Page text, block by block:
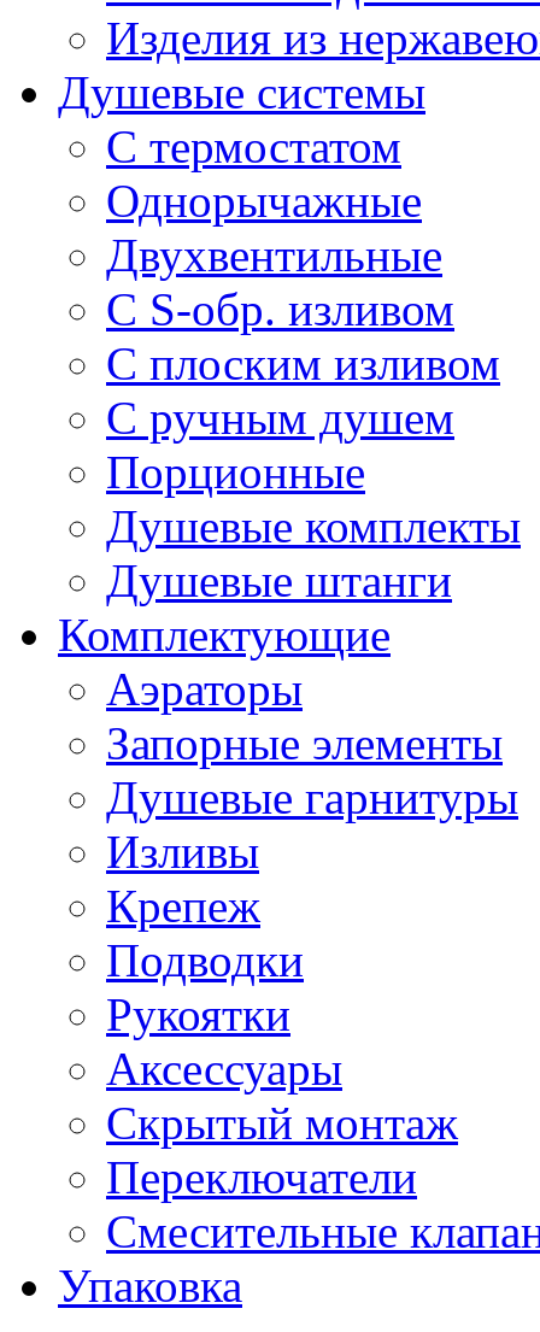
Изделия из
Душевые системы
С термостатом
Однорычажные
Двухвентильные
С S-обр. изливом
С плоским изливом
С ручным душем
Порционные
Душевые комплекты
Душевые штанги
Комплектующие
Аэраторы
Запорные элементы
Душевые гарнитуры
Изливы
Крепеж
Подводки
Рукоятки
Аксессуары
Скрытый монтаж
Переключатели
Смесительные
Упаковка